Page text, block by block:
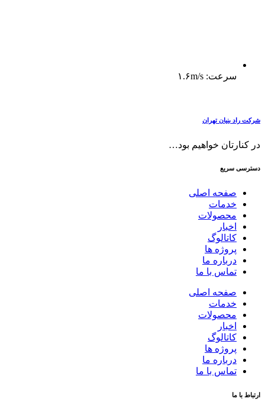
سرعت: ۱.۶m/s
شرکت راد بنیان تهران
در کنارتان خواهیم بود…
دسترسی سریع
صفحه اصلی
خدمات
محصولات
اخبار
کاتالوگ
پروژه ها
درباره ما
تماس با ما
صفحه اصلی
خدمات
محصولات
اخبار
کاتالوگ
پروژه ها
درباره ما
تماس با ما
ارتباط با ما